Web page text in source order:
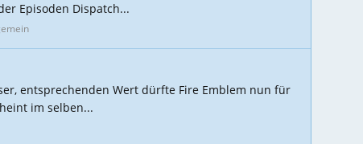
Episoden Dispatch...
entsprechenden Wert dürfte Fire Emblem nun für
im selben...